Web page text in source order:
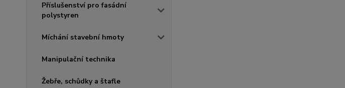
Příslušenství pro fasádní
polystyren
Míchání stavební hmoty
Manipulační technika
Žebře, schůdky a štafle